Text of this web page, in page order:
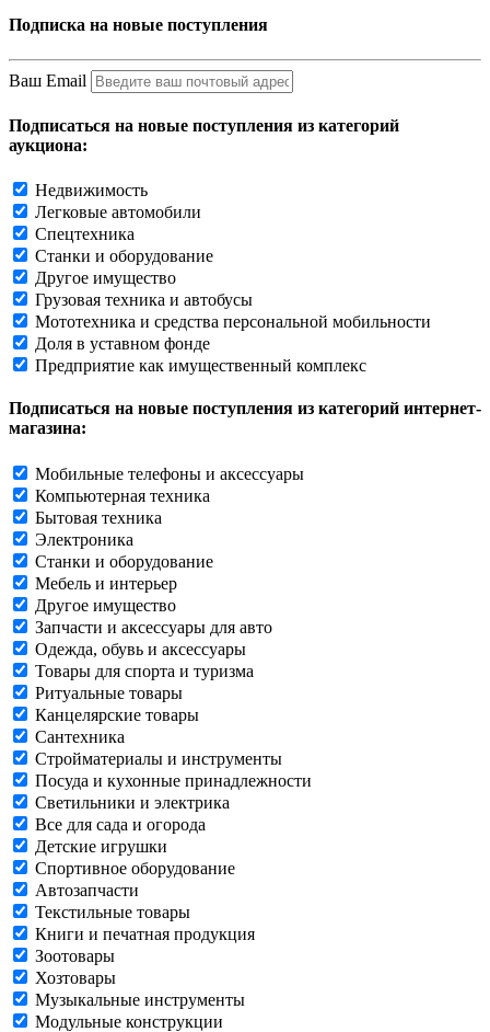
Подписка на новые поступления
Ваш Email
Подписаться на новые поступления из категорий
аукциона:
Недвижимость
Легковые автомобили
Спецтехника
Станки и оборудование
Другое имущество
Грузовая техника и автобусы
Мототехника и средства персональной мобильности
Доля в уставном фонде
Предприятие как имущественный комплекс
Подписаться на новые поступления из категорий интернет-
магазина:
Мобильные телефоны и аксессуары
Компьютерная техника
Бытовая техника
Электроника
Станки и оборудование
Мебель и интерьер
Другое имущество
Запчасти и аксессуары для авто
Одежда, обувь и аксессуары
Товары для спорта и туризма
Ритуальные товары
Канцелярские товары
Сантехника
Стройматериалы и инструменты
Посуда и кухонные принадлежности
Светильники и электрика
Все для сада и огорода
Детские игрушки
Спортивное оборудование
Автозапчасти
Текстильные товары
Книги и печатная продукция
Зоотовары
Хозтовары
Музыкальные инструменты
Модульные конструкции